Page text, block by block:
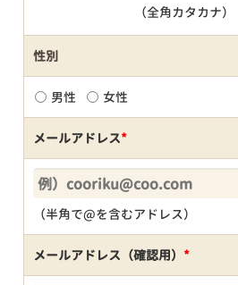
（全角カタカナ）
性別
男性 女性
メールアドレス*
（半角で@を含むアドレス）
メールアドレス（確認用） *